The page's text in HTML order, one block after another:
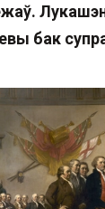
бак